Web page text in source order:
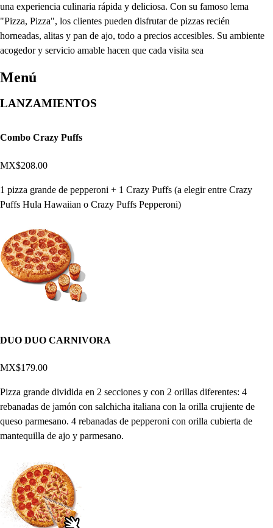
una experiencia culinaria rápida y deliciosa. Con su famoso lema
"Pizza, Pizza", los clientes pueden disfrutar de pizzas recién
horneadas, alitas y pan de ajo, todo a precios accesibles. Su ambiente
acogedor y servicio amable hacen que cada visita sea
Menú
LANZAMIENTOS
Combo Crazy Puffs
MX$208.00
1 pizza grande de pepperoni + 1 Crazy Puffs (a elegir entre Crazy
Puffs Hula Hawaiian o Crazy Puffs Pepperoni)
DUO DUO CARNIVORA
MX$179.00
Pizza grande dividida en 2 secciones y con 2 orillas diferentes: 4
rebanadas de jamón con salchicha italiana con la orilla crujiente de
queso parmesano. 4 rebanadas de pepperoni con orilla cubierta de
mantequilla de ajo y parmesano.